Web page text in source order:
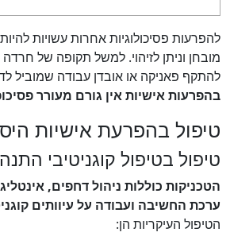
להפרעות פסיכולוגיות אחרות עשויות
מובחן וניתן לזיהוי. למשל תקופה של
להתקף פאניקה או אובדן עבודה שמוביל
בהפרעות אישיות אין גורם מעורר
טיפול בהפרעת אישיות
טיפול בטיפול קוגניטיבי
הטכניקות כוללות ניהול דחפים,
ערכת החשיבה ועבודה על עיוותים
הטיפול העיקריות הן: